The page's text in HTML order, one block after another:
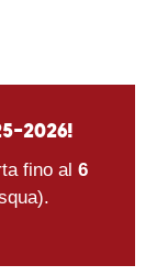
2026!
fino al 6